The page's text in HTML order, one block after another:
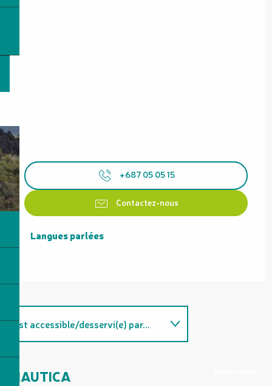
+687 05 05 15
Contactez-nous
Langues parlées
Langues parlées
Est accessible/desservi(e) par...
Sur place
NAUTICA